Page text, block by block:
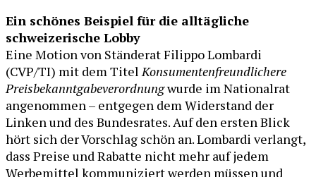
Ein schönes Beispiel für die alltägliche
schweizerische Lobby
Eine Motion von Ständerat Filippo Lombardi
(CVP/TI) mit dem TitelKonsumentenfreundlichere
Preisbekanntgabeverordnungwurde im Nationalrat
angenommen – entgegen dem Widerstand der
Linken und des Bundesrates. Auf den ersten Blick
hört sich der Vorschlag schön an. Lombardi verlangt,
dass Preise und Rabatte nicht mehr auf jedem
Werbemittel kommuniziert werden müssen und